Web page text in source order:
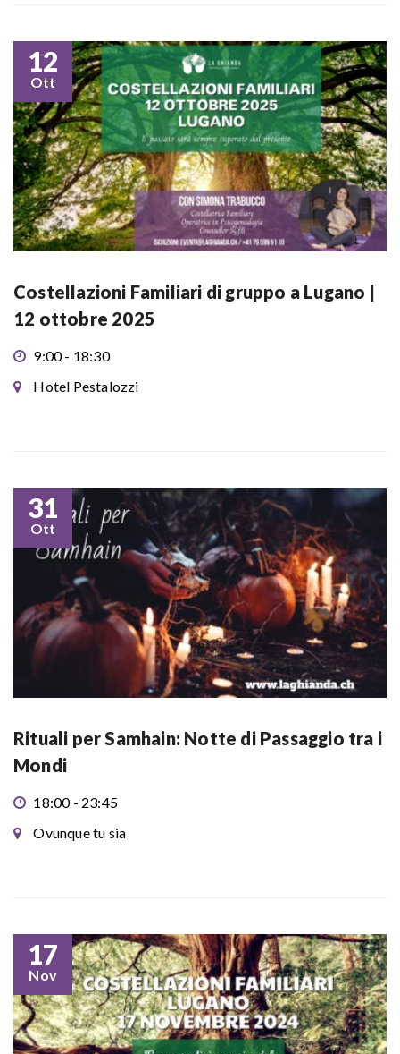
12
Ott
Costellazioni Familiari di gruppo a Lugano |
12 ottobre 2025
9:00 - 18:30
Hotel Pestalozzi
31
Ott
Rituali per Samhain: Notte di Passaggio tra i
Mondi
18:00 - 23:45
Ovunque tu sia
17
Nov